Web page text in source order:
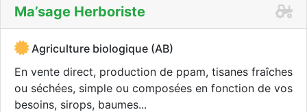
Ma’sage Herboriste
Agriculture biologique (AB)
En vente direct, production de ppam, tisanes fraîches
ou séchées, simple ou composées en fonction de vos
besoins, sirops, baumes...